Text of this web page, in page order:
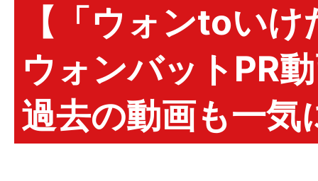
【「ウォンtoい
ウォンバットPR
過去の動画も一気